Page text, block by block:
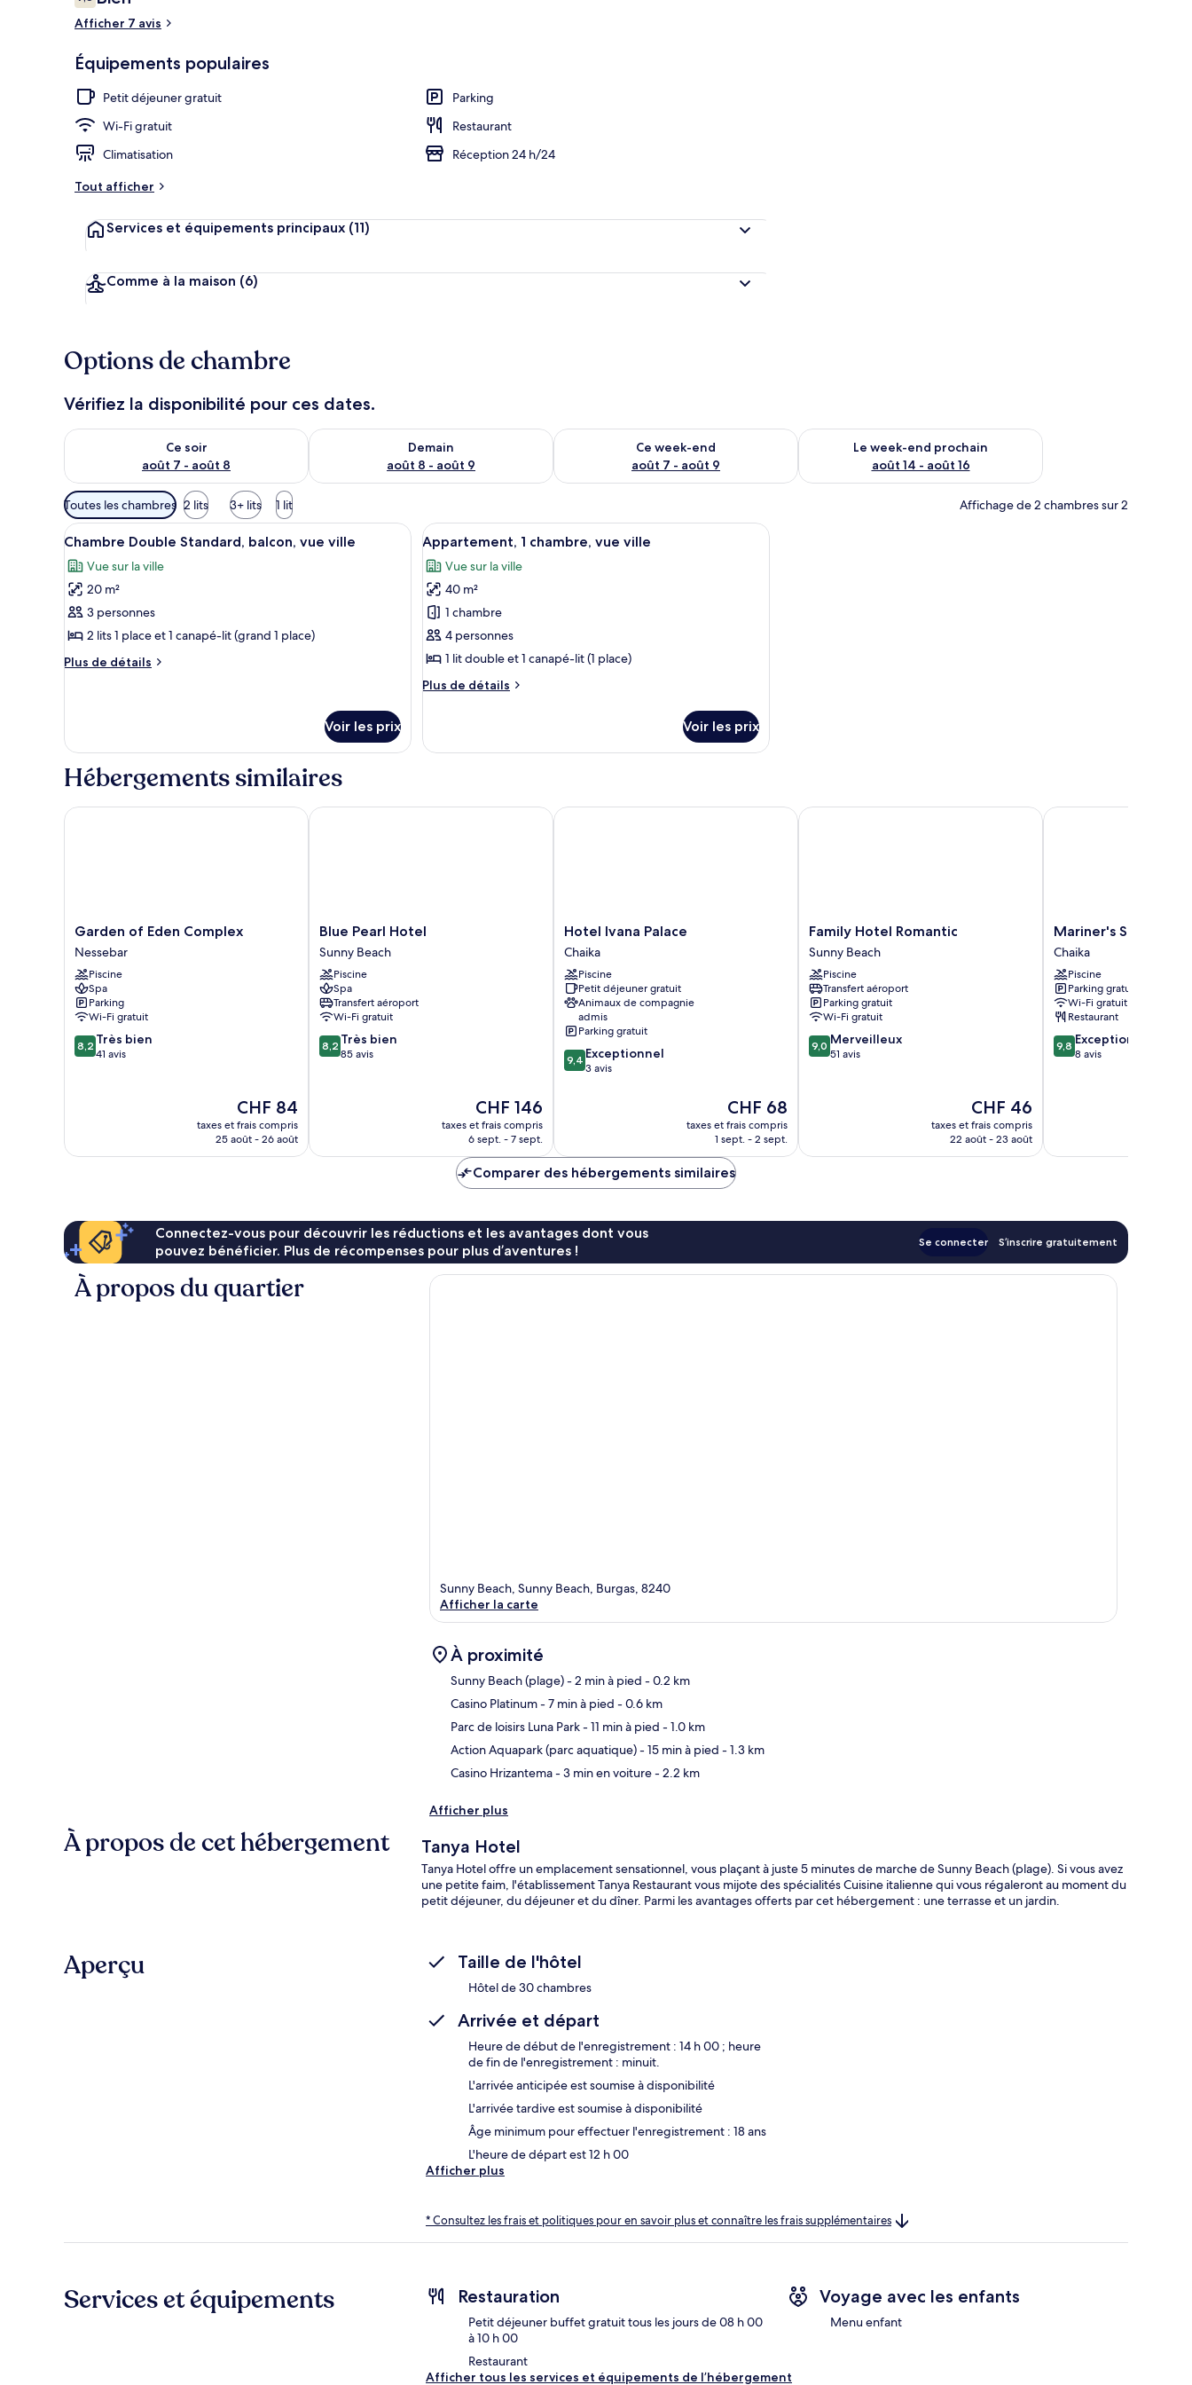
voyageurs
Afficher 7 avis
Équipements populaires
Petit déjeuner gratuit
Parking
Wi-Fi gratuit
Restaurant
Climatisation
Réception 24 h/24
Tout afficher
Services et équipements principaux (11)
Comme à la maison (6)
Options de chambre
Vérifiez la disponibilité pour ces dates.
Ce soir
août 7 - août 8
Vérifier la disponibilité pour ce soir août 7 - août 8
Demain
août 8 - août 9
Vérifier la disponibilité pour demain août 8 - août 9
Ce week-end
août 7 - août 9
Vérifier la disponibilité pour ce week-end août 7 - août 9
Le week-end prochain
août 14 - août 16
Vérifier la disponibilité pour le week-end prochain août 14 -
Filtres
disponibles
pour
les
chambres
Toutes les chambres 2 lits 3+ lits 1 lit Affichage de 2 chambres sur 2
Afficher
toutes
les
photos
pour
ce
type
de
Standard,
balcon,
ville
Une chambre d’hôtel comprenant un lit, un bureau, une chaise, un balcon avec une table et des chaises, et un vase de fleurs.
12
Chambre Double Standard, balcon, vue ville
Vue sur la ville
20 m²
3 personnes
2 lits 1 place et 1 canapé-lit (grand 1 place)
Plus de détails
Plus
type
de
chambre
Chambre
Double
Standard,
Voir les prix
Afficher
toutes
les
photos
pour
ce
type
chambre :
chambre,
Une chambre d’hôtel avec un lit, un petit téléviseur posé sur un meuble en bois, un canapé, une petite table et un
26
Appartement, 1 chambre, vue ville
Vue sur la ville
40 m²
1 chambre
4 personnes
1 lit double et 1 canapé-lit (1 place)
Plus de détails
Plus
le
Appartement,
Voir les prix
Hébergements similaires
Garden
of
Eden
Complex
Nessebar
Garden of Eden Complex
Nessebar
Piscine
Spa
Parking
Wi-Fi gratuit
8.2
sur
8,2 Très bien
41 avis
Le
nouveau
prix
CHF 84
taxes et frais compris
25 août - 26 août
Garden of Eden Complex
Blue
Pearl
Hotel
Sunny
Beach
Blue Pearl Hotel
Sunny Beach
Piscine
Spa
Transfert aéroport
Wi-Fi gratuit
8.2
sur
8,2 Très bien
85 avis
Le
nouveau
prix
de
CHF 146
CHF 146
taxes et frais compris
6 sept. - 7 sept.
Blue Pearl Hotel
Hotel
Ivana
Palace
Chaika
Hotel Ivana Palace
Chaika
Piscine
Petit déjeuner gratuit
Animaux de compagnie
admis
Parking gratuit
9.4
sur
9,4 Exceptionnel
3 avis
Le
nouveau
prix
de
CHF 68
CHF 68
taxes et frais compris
1 sept. - 2 sept.
Hotel Ivana Palace
Family
Hotel
Romantic
Sunny
Beach
Family Hotel Romantic
Sunny Beach
Piscine
Transfert aéroport
Parking gratuit
Wi-Fi gratuit
9.0
sur
9,0 Merveilleux
51 avis
Le
nouveau
prix
CHF 46
taxes et frais compris
22 août - 23 août
Family Hotel Romantic
Mariner's
Suites
Chaika
Mariner's Suites
Chaika
Piscine
Parking gratuit
Wi-Fi gratuit
Restaurant
9.8
sur
9,8 Exceptionnel
8 avis
Mariner's Suites
Comparer des hébergements similaires
Connectez-vous pour découvrir les réductions et les avantages dont vous
pouvez bénéficier. Plus de récompenses pour plus d’aventures !
Se connecter S’inscrire gratuitement
À propos du quartier
Sunny Beach, Sunny Beach, Burgas, 8240
Afficher la carte
À proximité
Sunny Beach (plage)- 2 min à pied - 0.2 km
Casino Platinum- 7 min à pied - 0.6 km
Parc de loisirs Luna Park- 11 min à pied - 1.0 km
Action Aquapark (parc aquatique)- 15 min à pied - 1.3 km
Casino Hrizantema- 3 min en voiture- 2.2 km
Afficher plus
À propos de cet hébergement Tanya Hotel
Tanya Hotel offre un emplacement sensationnel, vous plaçant à juste 5 minutes de marche de Sunny Beach (plage). Si vous avez
une petite faim, l'établissement Tanya Restaurant vous mijote des spécialités Cuisine italienne qui vous régaleront au moment du
petit déjeuner, du déjeuner et du dîner. Parmi les avantages offerts par cet hébergement : une terrasse et un jardin.
Aperçu Taille de l'hôtel
Hôtel de 30 chambres
Arrivée et départ
Heure de début de l'enregistrement : 14 h 00 ; heure
de fin de l'enregistrement : minuit.
L'arrivée anticipée est soumise à disponibilité
L'arrivée tardive est soumise à disponibilité
Âge minimum pour effectuer l'enregistrement : 18 ans
L'heure de départ est 12 h 00
Afficher plus
* Consultez les frais et politiques pour en savoir plus et connaître les frais supplémentaires
Services et équipements Restauration
Petit déjeuner buffet gratuit tous les jours de 08 h 00
à 10 h 00
Restaurant
Voyage avec les enfants
Menu enfant
Afficher tous les services et équipements de l’hébergement